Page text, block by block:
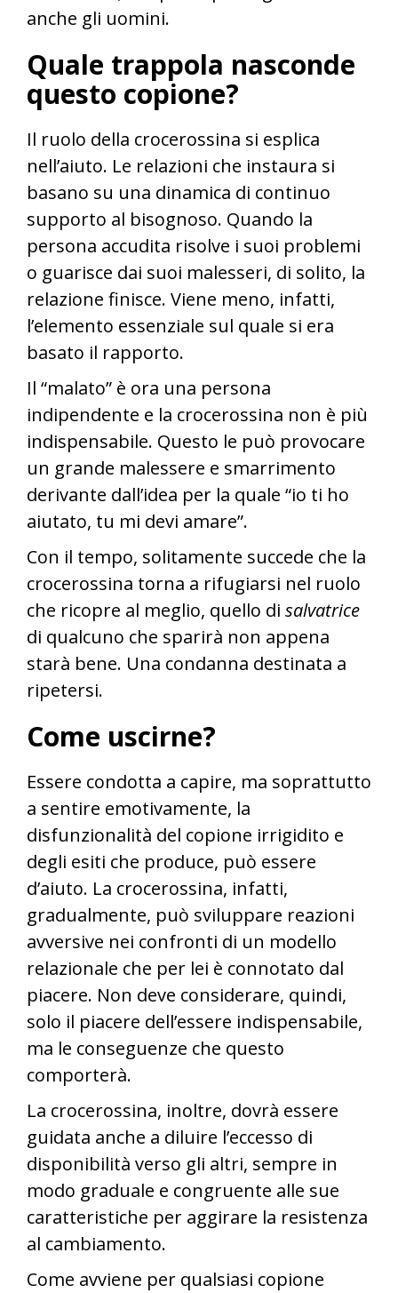
anche gli uomini.
Quale trappola nasconde
questo copione?
Il ruolo della crocerossina si esplica
nell’aiuto. Le relazioni che instaura si
basano su una dinamica di continuo
supporto al bisognoso. Quando la
persona accudita risolve i suoi problemi
o guarisce dai suoi malesseri, di solito, la
relazione finisce. Viene meno, infatti,
l’elemento essenziale sul quale si era
basato il rapporto.
Il “malato” è ora una persona
indipendente e la crocerossina non è più
indispensabile. Questo le può provocare
un grande malessere e smarrimento
derivante dall’idea per la quale “io ti ho
aiutato, tu mi devi amare”.
Con il tempo, solitamente succede che la
crocerossina torna a rifugiarsi nel ruolo
che ricopre al meglio, quello di salvatrice
di qualcuno che sparirà non appena
starà bene. Una condanna destinata a
ripetersi.
Come uscirne?
Essere condotta a capire, ma soprattutto
a sentire emotivamente, la
disfunzionalità del copione irrigidito e
degli esiti che produce, può essere
d’aiuto. La crocerossina, infatti,
gradualmente, può sviluppare reazioni
avversive nei confronti di un modello
relazionale che per lei è connotato dal
piacere. Non deve considerare, quindi,
solo il piacere dell’essere indispensabile,
ma le conseguenze che questo
comporterà.
La crocerossina, inoltre, dovrà essere
guidata anche a diluire l’eccesso di
disponibilità verso gli altri, sempre in
modo graduale e congruente alle sue
caratteristiche per aggirare la resistenza
al cambiamento.
Come avviene per qualsiasi copione